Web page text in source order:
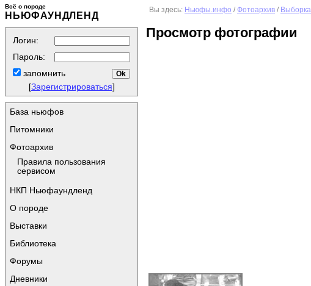
Всё о породе
НЬЮФАУНДЛЕНД
Логин:
Пароль:
запомнить
[Зарегистрироваться]
База ньюфов
Питомники
Фотоархив
Правила пользования
сервисом
НКП Ньюфаундленд
О породе
Выставки
Библиотека
Форумы
Дневники
Вы здесь: Ньюфы.инфо /Фотоархив / Выборка
Просмотр фотографии